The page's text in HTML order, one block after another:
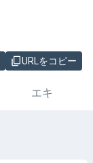
URLをコピー
エキ